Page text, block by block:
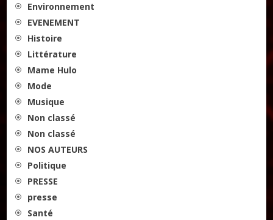
Environnement
EVENEMENT
Histoire
Littérature
Mame Hulo
Mode
Musique
Non classé
Non classé
NOS AUTEURS
Politique
PRESSE
presse
Santé